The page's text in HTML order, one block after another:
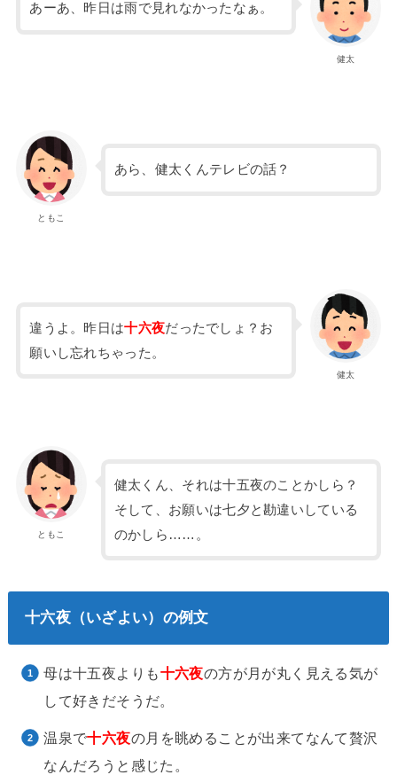
健太
あーあ、昨日は雨で見れなかったなぁ。
ともこ
あら、健太くんテレビの話？
健太
違うよ。昨日は十六夜だったでしょ？お
願いし忘れちゃった。
ともこ
健太くん、それは十五夜のことかしら？
そして、お願いは七夕と勘違いしている
のかしら……。
十六夜（いざよい）の例文
母は十五夜よりも十六夜の方が月が丸く見える気が
して好きだそうだ。
温泉で十六夜の月を眺めることが出来てなんて贅沢
なんだろうと感じた。